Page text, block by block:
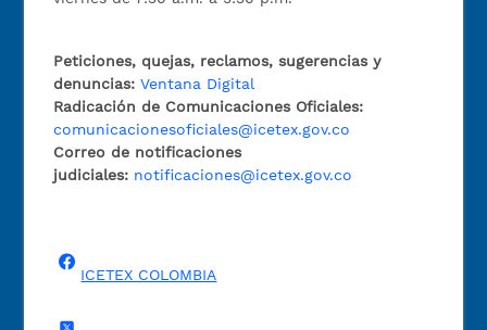
Peticiones, quejas, reclamos, sugerencias y
denuncias: Ventana Digital
Radicación de Comunicaciones Oficiales:
comunicacionesoficiales@icetex.gov.co
Correo de notificaciones
judiciales: notificaciones@icetex.gov.co
ICETEX COLOMBIA